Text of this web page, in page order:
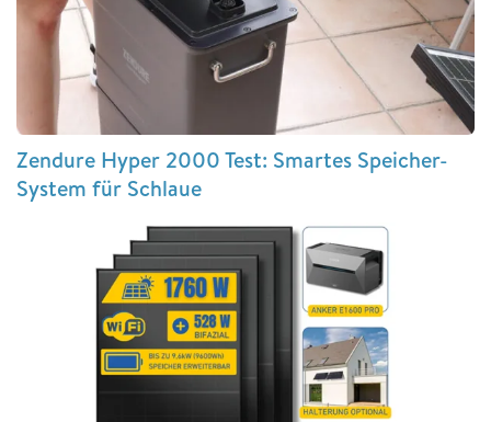
Zendure Hyper 2000 Test: Smartes Speicher-
System für Schlaue